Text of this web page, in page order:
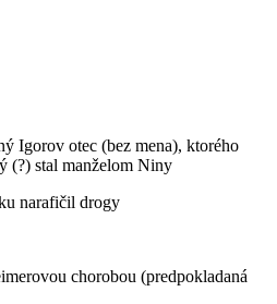
Igorov otec (bez mena), ktorého
(?) stal manželom Niny
narafičil drogy
chorobou (predpokladaná